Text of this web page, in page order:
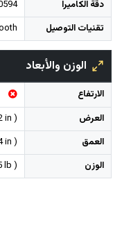
دقة الكاميرا
تقنيات التوصيل
الوزن والأبعاد
الارتفاع
العرض
in )
العمق
in )
الوزن
lb )